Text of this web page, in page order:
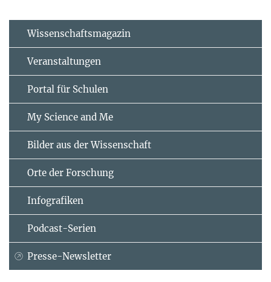
Wissenschaftsmagazin
Veranstaltungen
Portal für Schulen
My Science and Me
Bilder aus der Wissenschaft
Orte der Forschung
Infografiken
Podcast-Serien
Presse-Newsletter